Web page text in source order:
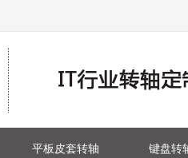
平板皮套转轴 键盘转